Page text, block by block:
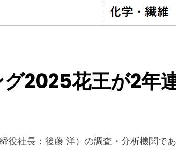
2025花王が2
役社長：後藤 洋）の調査・分析機関